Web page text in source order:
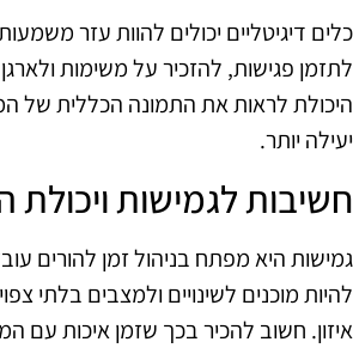
כלים דיגיטליים יכולים להוות עזר
לתזמן פגישות, להזכיר על משימות
היכולת לראות את התמונה הכללית של
יעילה יותר.
חשיבות לגמישות ויכולת
גמישות היא מפתח בניהול זמן להורים
להיות מוכנים לשינויים ולמצבים בלתי
איזון. חשוב להכיר בכך שזמן איכות